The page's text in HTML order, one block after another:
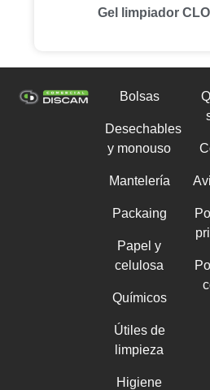
Gel limpiador
Bolsas
Desechables
y monouso
Mantelería
Packaing
Papel y
celulosa
Químicos
Útiles de
limpieza
Higiene